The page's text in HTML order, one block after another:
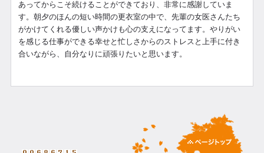
あってからこそ続けることができており、非常に感謝していま
す。朝夕のほんの短い時間の更衣室の中で、先輩の女医さんたち
がかけてくれる優しい声かけも心の支えになってます。やりがい
を感じる仕事ができる幸せと忙しさからのストレスと上手に付き
合いながら、自分なりに頑張りたいと思います。